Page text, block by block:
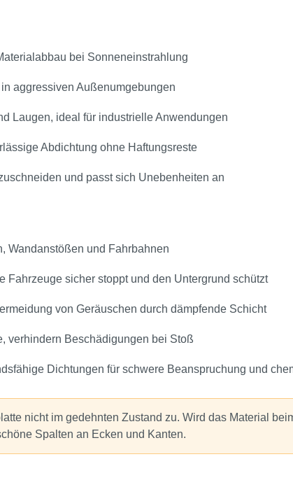
bei Sonneneinstrahlung
aggressiven Außenumgebungen
Laugen, ideal für industrielle Anwendungen
Abdichtung ohne Haftungsreste
und passt sich Unebenheiten an
Wandanstößen und Fahrbahnen
Fahrzeuge sicher stoppt und den Untergrund schützt
von Geräuschen durch dämpfende Schicht
verhindern Beschädigungen bei Stoß
Dichtungen für schwere Beanspruchung und
nicht im gedehnten Zustand zu. Wird das Material
Spalten an Ecken und Kanten.